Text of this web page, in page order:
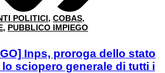
POLITICI, COBAS,
, PUBBLICO IMPIEGO
Inps, proroga dello stato
sciopero generale di tutti i